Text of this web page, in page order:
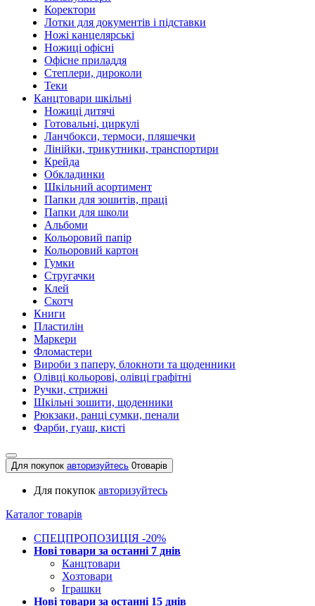
Коректори
Лотки для документів і підставки
Ножі канцелярські
Ножиці офісні
Офісне приладдя
Степлери, дироколи
Теки
Канцтовари шкільні
Ножиці дитячі
Готовальні, циркулі
Ланчбокси, термоси, пляшечки
Лінійки, трикутники, транспортири
Крейда
Обкладинки
Шкільний асортимент
Папки для зошитів, праці
Папки для школи
Альбоми
Кольоровий папір
Кольоровий картон
Гумки
Стругачки
Клей
Скотч
Книги
Пластилін
Маркери
Фломастери
Вироби з паперу, блокноти та щоденники
Олівці кольорові, олівці графітні
Ручки, стрижні
Шкільні зошити, щоденники
Рюкзаки, ранці сумки, пенали
Фарби, гуаш, кисті
Для покупок авторизуйтесь 0товарів
Для покупок авторизуйтесь
Каталог товарів
СПЕЦПРОПОЗИЦІЯ -20%
Нові товари за останнi 7 днiв
Канцтовари
Хозтовари
Іграшки
Нові товари за останнi 15 днiв